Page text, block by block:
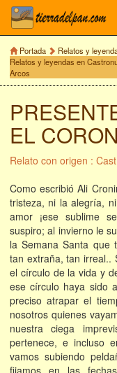
Portada
Relatos y
Relatos y leyendas en
Arcos
EL
Relato con origen :
Como escribió Ali
tristeza, ni la alegría,
amor ¡ese sublime
suspiro; al invierno le
la Semana Santa que
tan extraña, tan irreal..
el círculo de la vida y
ese círculo haya sido
preciso atrapar el
nosotros quienes
nuestra ciega
pertenece, e incluso
vamos subiendo
fijamos en las